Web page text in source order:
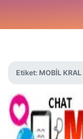
Etiket: MOBİL KRAL